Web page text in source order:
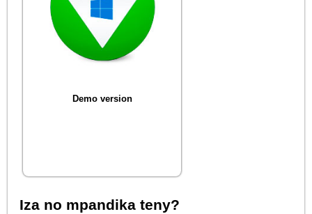
Demo version
Iza no mpandika teny?